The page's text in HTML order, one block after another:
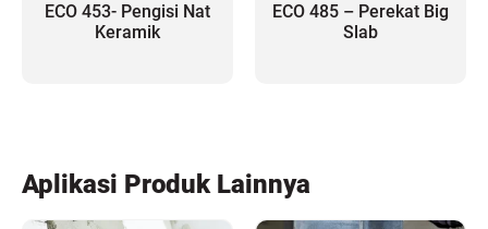
ECO 453- Pengisi Nat
Keramik
ECO 485 – Perekat Big
Slab
Aplikasi Produk Lainnya